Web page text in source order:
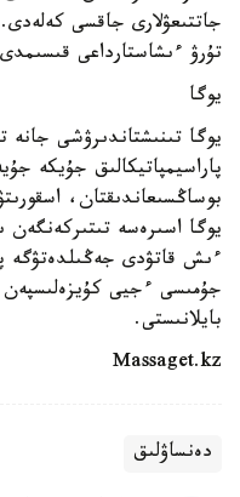
جاتتىعۋلارى جاقسى
تۇرۋ ءىشاستارداعى
يوگا
يوگا تىنىشتاندىرۋشى جانە
پاراسيمپاتيكالىق جۇيكە
بوساڭسىعاندىقتان،
يوگا اسىرەسە تىتىركەنگەن
ءىش قاتۋدى جەڭىلدەتۋگە
جۇمىسى ءجيى
بايلانىستى.
Massaget.kz
دەنساۋلىق